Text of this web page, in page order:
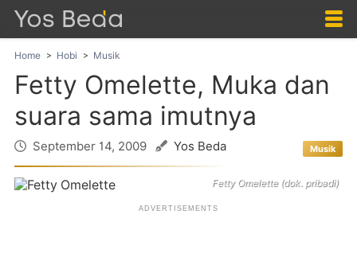
Home Hobi Musik
Fetty Omelette, Muka dan
suara sama imutnya
September 14, 2009 Yos Beda Musik
Fetty Omelette (dok. pribadi)